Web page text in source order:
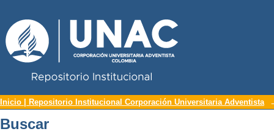
Buscar
Inicio | Repositorio Institucional Corporación Universitaria Adventista
Buscar